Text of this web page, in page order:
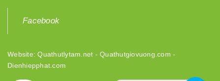
Facebook
Website:Quathutlytam.net - Quathutgiovuong.com -
Dienhiepphat.com